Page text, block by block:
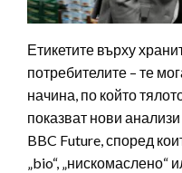
Етикетите върху
потребителите – те
начина, по който
показват нови
BBC Future, според
„bio“, „нискомаслено“